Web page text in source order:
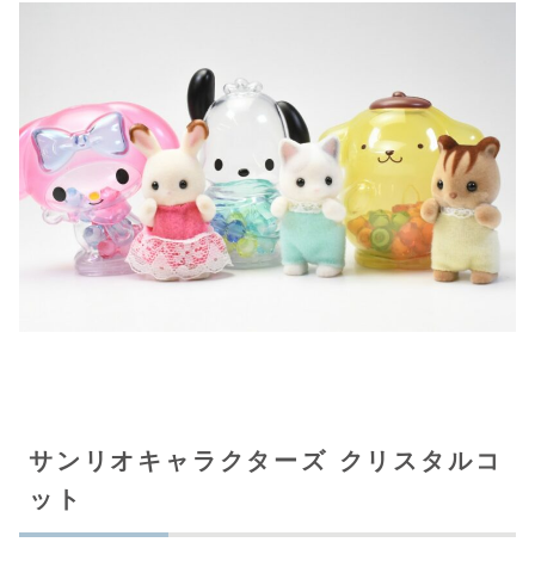
サンリオキャラクターズ クリスタルコ
ット